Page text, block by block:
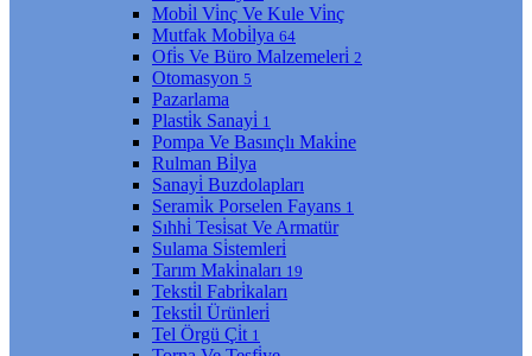
Mobi̇l Vi̇nç Ve Kule Vi̇nç
Mutfak Mobi̇lya 64
Ofi̇s Ve Büro Malzemeleri̇ 2
Otomasyon 5
Pazarlama
Plasti̇k Sanayi̇ 1
Pompa Ve Basınçlı Maki̇ne
Rulman Bi̇lya
Sanayi̇ Buzdolapları
Serami̇k Porselen Fayans 1
Sıhhi̇ Tesi̇sat Ve Armatür
Sulama Si̇stemleri̇
Tarım Maki̇naları 19
Teksti̇l Fabri̇kaları
Teksti̇l Ürünleri̇
Tel Örgü Çi̇t 1